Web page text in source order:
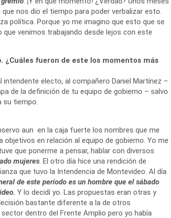
nos dio el tiempo para poder verbalizar esto.
política. Porque yo me imagino que esto que se
venimos trabajando desde lejos con este
¿Cuáles fueron de este los momentos más
electo, al compañero Daniel Martínez –
de la definición de tu equipo de gobierno – salvo
su tiempo.
aun en la caja fuerte los nombres que me
en relación al equipo de gobierno. Yo me
que ponerme a pensar, hablar con diversos
mujeres . El otro día hice una rendición de
que tuvo la Intendencia de Montevideo. Al día
de este período es un hombre que el sábado
Y lo decidí yo. Las propuestas eran otras y
bastante diferente a la de otros
dentro del Frente Amplio pero yo había